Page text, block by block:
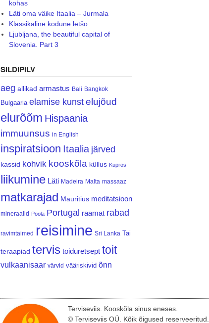
kohas
Läti oma väike Itaalia – Jurmala
Klassikaline kodune letšo
Ljubljana, the beautiful capital of
Slovenia. Part 3
SILDIPILV
aeg allikad armastus Bali Bangkok
Bulgaaria elamise kunst elujõud
elurõõm Hispaania
immuunsus in English
inspiratsioon Itaalia järved
kassid kohvik kooskõla küllus Küpros
liikumine Läti Madeira Malta massaaz
matkarajad Mauritius meditatsioon
mineraalid Poola Portugal raamat rabad
ravimtaimed reisimine Sri Lanka Tai
teraapiad tervis toiduretsept toit
vulkaanisaar värvid vääriskivid õnn
Terviseviis. Kooskõla sinus eneses.
© Terviseviis OÜ. Kõik õigused reserveeritud.